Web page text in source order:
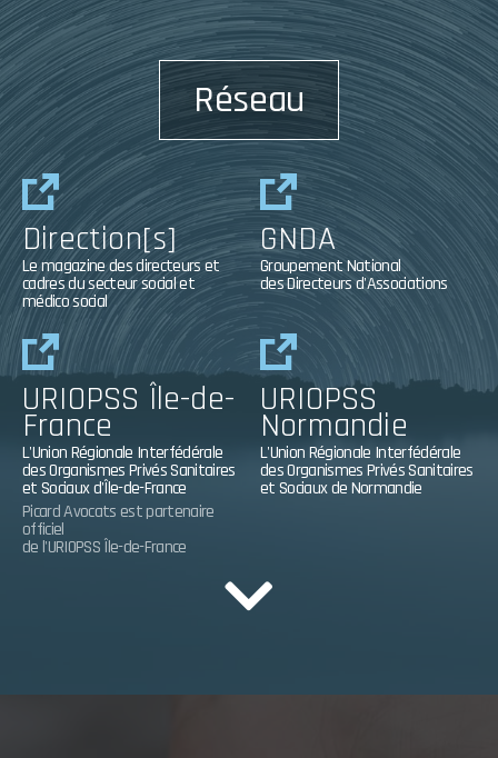
Réseau
Direction[s]
Le magazine des directeurs et
cadres du secteur social et
médico social
GNDA
Groupement National
des Directeurs d'Associations
URIOPSS Île-de-
France
L'Union Régionale Interfédérale
des Organismes Privés Sanitaires
et Sociaux d'Île-de-France
Picard Avocats est partenaire
officiel
de l'URIOPSS Île-de-France
URIOPSS
Normandie
L'Union Régionale Interfédérale
des Organismes Privés Sanitaires
et Sociaux de Normandie